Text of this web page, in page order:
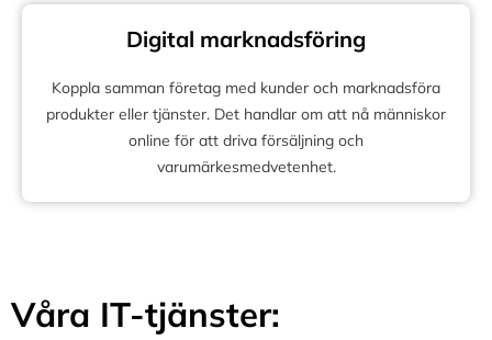
Digital marknadsföring
Koppla samman företag med kunder och marknadsföra
produkter eller tjänster. Det handlar om att nå människor
online för att driva försäljning och
varumärkesmedvetenhet.
Våra IT-tjänster: